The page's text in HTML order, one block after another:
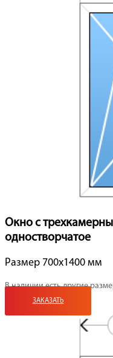
Окно с
одностворчатое
Размер 700x1400 мм
В наличии есть другие
ЗАКАЗАТЬ